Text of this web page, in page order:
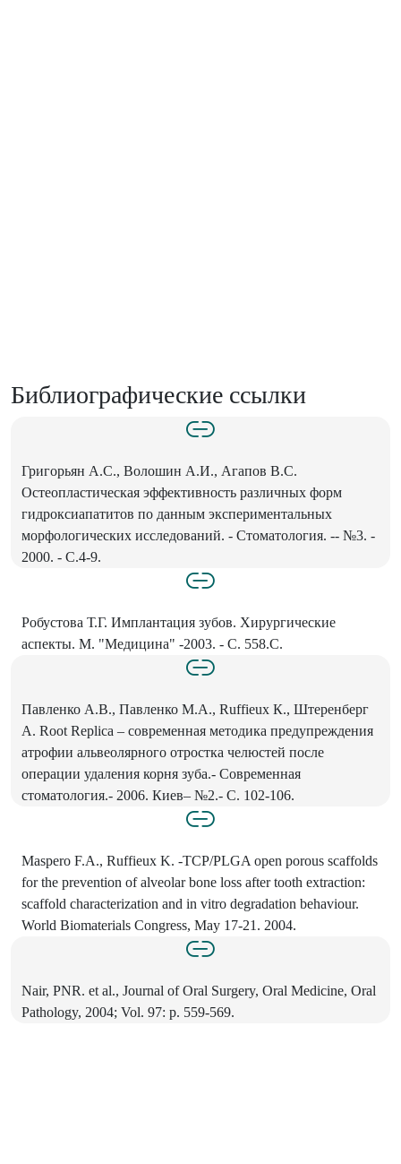
Библиографические ссылки
Григорьян А.С., Волошин А.И., Агапов В.С.
Остеопластическая эффективность различных форм
гидроксиапатитов по данным экспериментальных
морфологических исследований. - Стоматология. -- №3. -
2000. - С.4-9.
Робустова Т.Г. Имплантация зубов. Хирургические
аспекты. М. "Медицина" -2003. - С. 558.С.
Павленко А.В., Павленко М.А., Ruffieux К., Штеренберг
А. Root Replica – современная методика предупреждения
атрофии альвеолярного отростка челюстей после
операции удаления корня зуба.- Современная
стоматология.- 2006. Киев– №2.- С. 102-106.
Maspero F.A., Ruffieux K. -TCP/PLGA open porous scaffolds
for the prevention of alveolar bone loss after tooth extraction:
scaffold characterization and in vitro degradation behaviour.
World Biomaterials Congress, May 17-21. 2004.
Nair, PNR. et al., Journal of Oral Surgery, Oral Medicine, Oral
Pathology, 2004; Vol. 97: p. 559-569.